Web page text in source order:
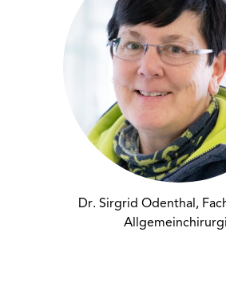
Dr. Sirgrid Odenthal,